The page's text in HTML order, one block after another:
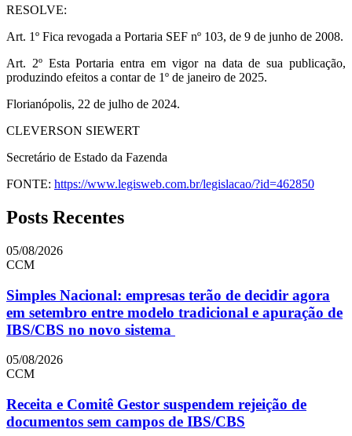
RESOLVE:
Art. 1º Fica revogada a Portaria SEF nº 103, de 9 de junho de 2008.
Art. 2º Esta Portaria entra em vigor na data de sua publicação,
produzindo efeitos a contar de 1º de janeiro de 2025.
Florianópolis, 22 de julho de 2024.
CLEVERSON SIEWERT
Secretário de Estado da Fazenda
FONTE: https://www.legisweb.com.br/legislacao/?id=462850
Posts Recentes
05/08/2026
CCM
Simples Nacional: empresas terão de decidir agora
em setembro entre modelo tradicional e apuração de
IBS/CBS no novo sistema
05/08/2026
CCM
Receita e Comitê Gestor suspendem rejeição de
documentos sem campos de IBS/CBS